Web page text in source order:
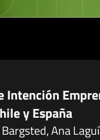
Intención
y España
Ana